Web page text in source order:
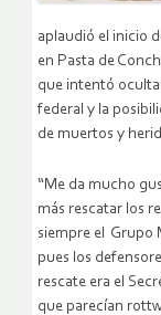
aplaudió el inicio
en Pasta de
que intentó
federal y la
de muertos y
“Me da mucho
más rescatar los
siempre el Grupo
pues los
rescate era el
que parecían